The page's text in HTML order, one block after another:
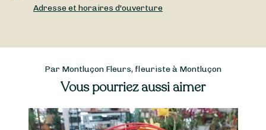
Adresse et horaires d'ouverture
Par Montluçon Fleurs, fleuriste à Montluçon
Vous pourriez aussi aimer